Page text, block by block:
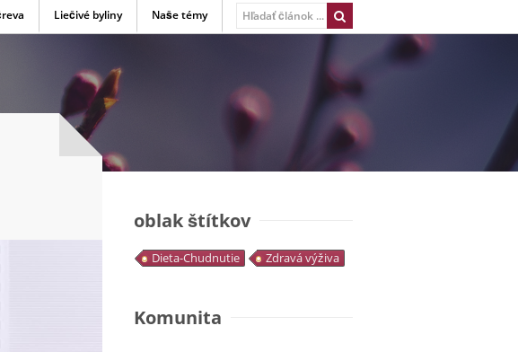
Liečivé byliny Naše témy
oblak štítkov
Dieta-Chudnutie Zdravá výživa
Komunita